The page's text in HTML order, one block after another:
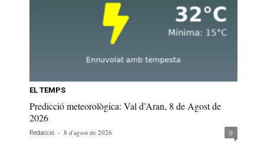
EL TEMPS
Predicció meteorològica: Val d’Aran, 8 de Agost de
2026
Redacció - 8 d'agost de 2026 0